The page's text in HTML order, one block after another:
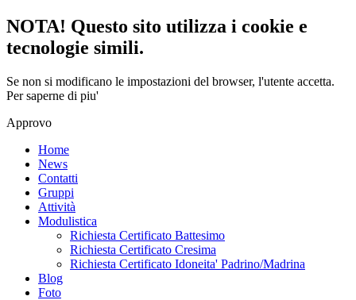
NOTA! Questo sito utilizza i cookie e
tecnologie simili.
Se non si modificano le impostazioni del browser, l'utente accetta.
Per saperne di piu'
Approvo
Home
News
Contatti
Gruppi
Attività
Modulistica
Richiesta Certificato Battesimo
Richiesta Certificato Cresima
Richiesta Certificato Idoneita' Padrino/Madrina
Blog
Foto